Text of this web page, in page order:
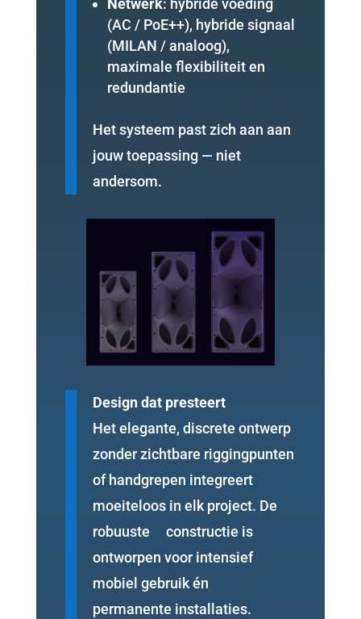
Netwerk: hybride voeding
(AC / PoE++), hybride signaal
(MILAN / analoog),
maximale flexibiliteit en
redundantie
Het systeem past zich aan aan
jouw toepassing — niet
andersom.
Design dat presteert
Het elegante, discrete ontwerp
zonder zichtbare riggingpunten
of handgrepen integreert
moeiteloos in elk project. De
robuuste constructie is
ontworpen voor intensief
mobiel gebruik én
permanente installaties.